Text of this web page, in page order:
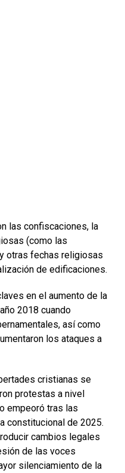
las confiscaciones, la
(como las
otras fechas religiosas
de edificaciones.
en el aumento de la
2018 cuando
así como
los ataques a
cristianas se
protestas a nivel
empeoró tras las
constitucional de 2025.
cambios legales
de las voces
silenciamiento de la